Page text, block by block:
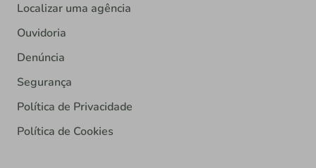
Localizar uma agência
Ouvidoria
Denúncia
Segurança
Política de Privacidade
Política de Cookies